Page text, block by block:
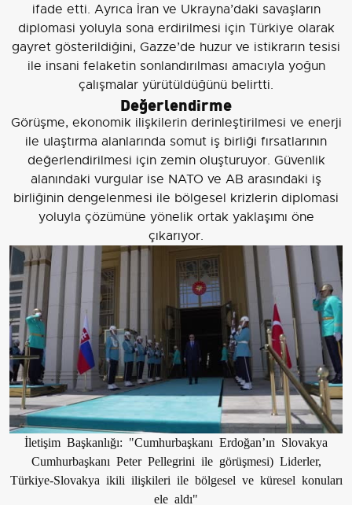
ifade etti. Ayrıca İran ve Ukrayna’daki savaşların
diplomasi yoluyla sona erdirilmesi için Türkiye olarak
gayret gösterildiğini, Gazze’de huzur ve istikrarın tesisi
ile insani felaketin sonlandırılması amacıyla yoğun
çalışmalar yürütüldüğünü belirtti.
Değerlendirme
Görüşme, ekonomik ilişkilerin derinleştirilmesi ve enerji
ile ulaştırma alanlarında somut iş birliği fırsatlarının
değerlendirilmesi için zemin oluşturuyor. Güvenlik
alanındaki vurgular ise NATO ve AB arasındaki iş
birliğinin dengelenmesi ile bölgesel krizlerin diplomasi
yoluyla çözümüne yönelik ortak yaklaşımı öne
çıkarıyor.
İletişim Başkanlığı: "Cumhurbaşkanı Erdoğan’ın Slovakya
Cumhurbaşkanı Peter Pellegrini ile görüşmesi) Liderler,
Türkiye-Slovakya ikili ilişkileri ile bölgesel ve küresel konuları
ele aldı"